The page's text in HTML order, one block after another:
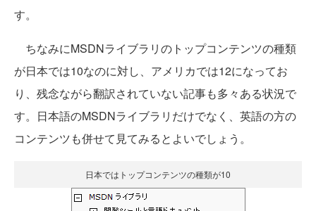
す。
ちなみにMSDNライブラリのトップコンテンツの種類
が日本では10なのに対し、アメリカでは12になってお
り、残念ながら翻訳されていない記事も多々ある状況で
す。日本語のMSDNライブラリだけでなく、英語の方の
コンテンツも併せて見てみるとよいでしょう。
日本ではトップコンテンツの種類が10